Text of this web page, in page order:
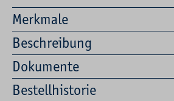
Merkmale
Beschreibung
Dokumente
Bestellhistorie